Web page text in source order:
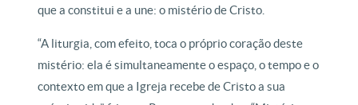
que a constitui e a une: o mistério de Cristo.
“A liturgia, com efeito, toca o próprio coração deste
mistério: ela é simultaneamente o espaço, o tempo e o
contexto em que a Igreja recebe de Cristo a sua